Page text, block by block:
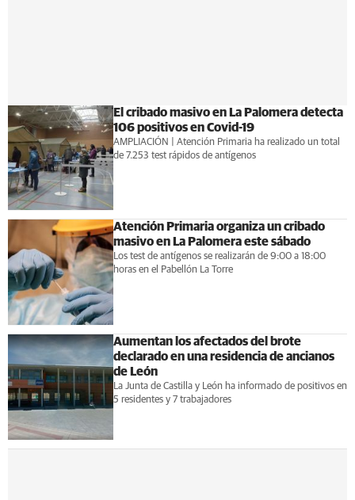
El cribado masivo en La Palomera detecta
106 positivos en Covid-19
AMPLIACIÓN | Atención Primaria ha realizado un total
de 7.253 test rápidos de antígenos
Atención Primaria organiza un cribado
masivo en La Palomera este sábado
Los test de antígenos se realizarán de 9:00 a 18:00
horas en el Pabellón La Torre
Aumentan los afectados del brote
declarado en una residencia de ancianos
de León
La Junta de Castilla y León ha informado de positivos en
5 residentes y 7 trabajadores